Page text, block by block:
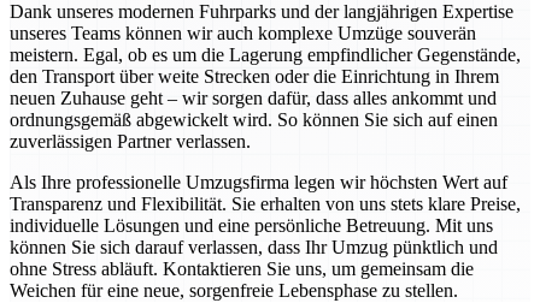
Dank unseres modernen Fuhrparks und der langjährigen Expertise
unseres Teams können wir auch komplexe Umzüge souverän
meistern. Egal, ob es um die Lagerung empfindlicher Gegenstände,
den Transport über weite Strecken oder die Einrichtung in Ihrem
neuen Zuhause geht – wir sorgen dafür, dass alles ankommt und
ordnungsgemäß abgewickelt wird. So können Sie sich auf einen
zuverlässigen Partner verlassen.
Als Ihre professionelle Umzugsfirma legen wir höchsten Wert auf
Transparenz und Flexibilität. Sie erhalten von uns stets klare Preise,
individuelle Lösungen und eine persönliche Betreuung. Mit uns
können Sie sich darauf verlassen, dass Ihr Umzug pünktlich und
ohne Stress abläuft. Kontaktieren Sie uns, um gemeinsam die
Weichen für eine neue, sorgenfreie Lebensphase zu stellen.